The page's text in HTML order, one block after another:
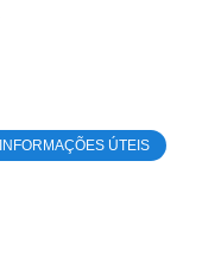
INFORMAÇÕES ÚTEIS